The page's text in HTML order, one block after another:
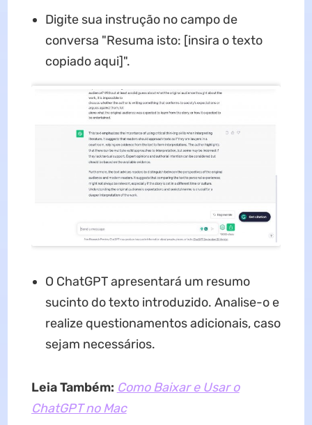
Digite sua instrução no campo de
conversa "Resuma isto: [insira o texto
copiado aqui]".
O ChatGPT apresentará um resumo
sucinto do texto introduzido. Analise-o e
realize questionamentos adicionais, caso
sejam necessários.
Leia Também: Como Baixar e Usar o
ChatGPT no Mac